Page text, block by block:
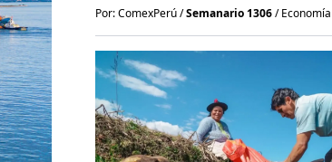
Por: ComexPerú /Semanario 1306/ Economía